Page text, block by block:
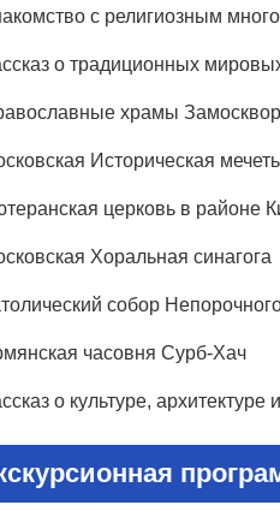
с религиозным
о традиционных
храмы
Историческая мечеть
церковь в районе
Хоральная синагога
собор
часовня Сурб-Хач
о культуре,